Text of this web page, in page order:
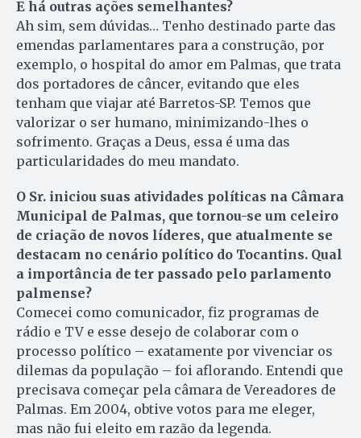
E há outras ações semelhantes?
Ah sim, sem dúvidas… Tenho destinado parte das
emendas parlamentares para a construção, por
exemplo, o hospital do amor em Palmas, que trata
dos portadores de câncer, evitando que eles
tenham que viajar até Barretos-SP. Temos que
valorizar o ser humano, minimizando-lhes o
sofrimento. Graças a Deus, essa é uma das
particularidades do meu mandato.
O Sr. iniciou suas atividades políticas na Câmara
Municipal de Palmas, que tornou-se um celeiro
de criação de novos líderes, que atualmente se
destacam no cenário político do Tocantins. Qual
a importância de ter passado pelo parlamento
palmense?
Comecei como comunicador, fiz programas de
rádio e TV e esse desejo de colaborar com o
processo político – exatamente por vivenciar os
dilemas da população – foi aflorando. Entendi que
precisava começar pela câmara de Vereadores de
Palmas. Em 2004, obtive votos para me eleger,
mas não fui eleito em razão da legenda.